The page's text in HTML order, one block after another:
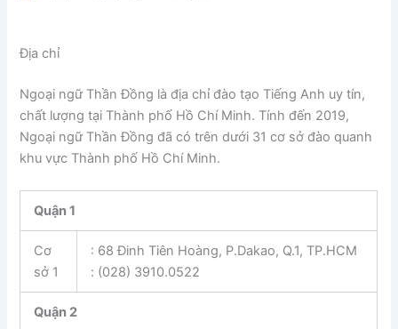
Địa chỉ
Ngoại ngữ Thần Đồng là địa chỉ đào tạo Tiếng Anh uy tín,
chất lượng tại Thành phố Hồ Chí Minh. Tính đến 2019,
Ngoại ngữ Thần Đồng đã có trên dưới 31 cơ sở đào quanh
khu vực Thành phố Hồ Chí Minh.
Quận 1
Cơ
sở 1
: 68 Đinh Tiên Hoàng, P.Dakao, Q.1, TP.HCM
: (028) 3910.0522
Quận 2